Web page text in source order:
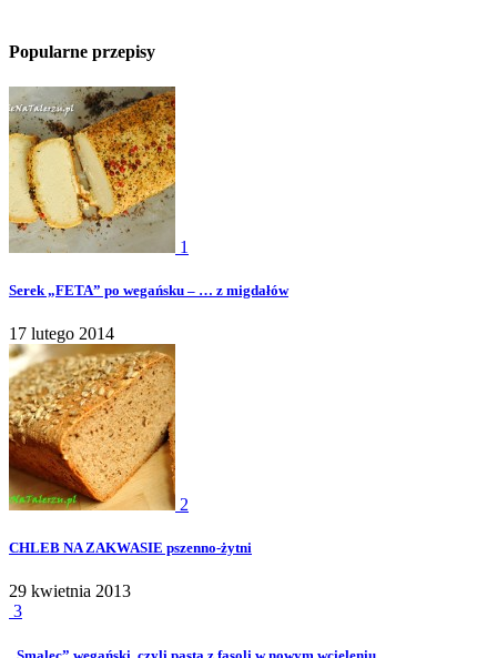
Popularne przepisy
1
Serek „FETA” po wegańsku – … z migdałów
17 lutego 2014
2
CHLEB NA ZAKWASIE pszenno-żytni
29 kwietnia 2013
3